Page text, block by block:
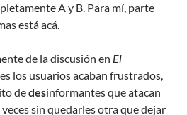
A y B. Para mí, parte
está acá.
de la discusión en El
los usuarios acaban frustrados,
dedesinformantes que atacan
sin quedarles otra que dejar